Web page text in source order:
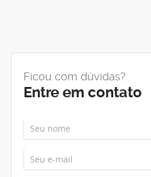
Ficou com dúvidas?
Entre em contato